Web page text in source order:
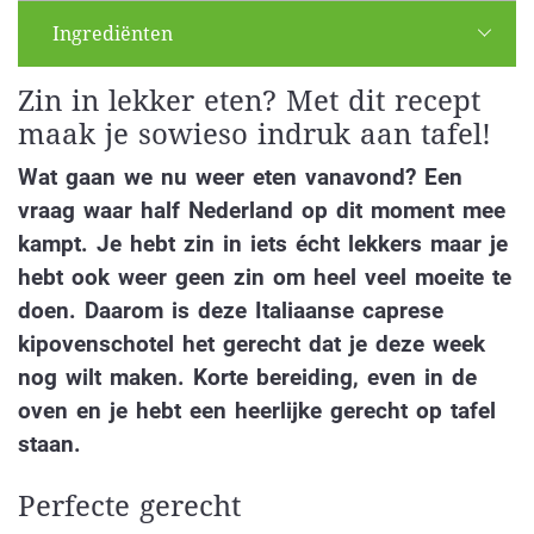
Ingrediënten
Zin in lekker eten? Met dit recept
maak je sowieso indruk aan tafel!
Wat gaan we nu weer eten vanavond? Een
vraag waar half Nederland op dit moment mee
kampt. Je hebt zin in iets écht lekkers maar je
hebt ook weer geen zin om heel veel moeite te
doen. Daarom is deze Italiaanse caprese
kipovenschotel het gerecht dat je deze week
nog wilt maken. Korte bereiding, even in de
oven en je hebt een heerlijke gerecht op tafel
staan.
Perfecte gerecht